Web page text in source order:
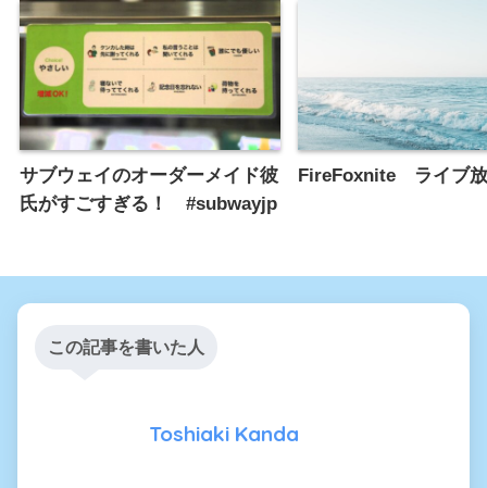
サブウェイのオーダーメイド彼
氏がすごすぎる！ #subwayjp
FireFoxnite ライブ
この記事を書いた人
Toshiaki Kanda